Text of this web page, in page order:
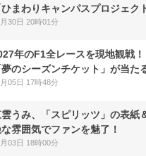
ひまわりキャンパスプロジェク
30日 20時01分
年のF1全レースを現地観戦
夢のシーズンチケット」が当た
05日 17時48分
うみ、「スピリッツ」の表紙
雰囲気でファンを魅了！
03日 18時00分